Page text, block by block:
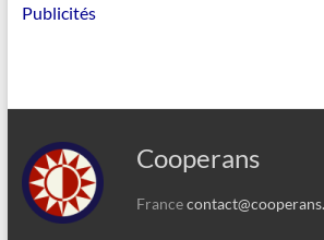
Publicités
Cooperans
France